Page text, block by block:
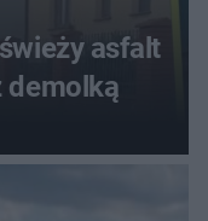
asfalt
demolką